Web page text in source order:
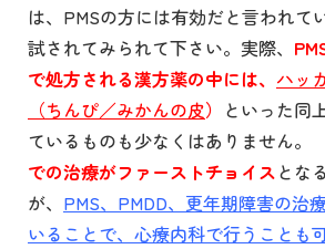
は、PMSの方には有効だと言われて
試されてみられて下さい。実際、
で処方される漢方薬の中には、 ハッ
（ちんぴ／みかんの皮） といった同
ているものも少なくはありません。
での治療がファーストチョイスとな
が、 PMS、PMDD、更年期障害の治
いることで、心療内科で行うことも